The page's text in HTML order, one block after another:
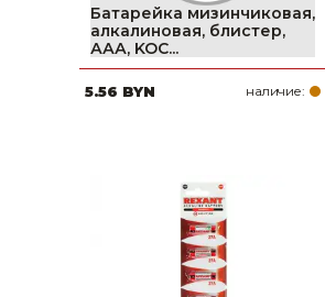
Ручной инструмент
Строительные и отделочные материалы
Садовый инструмент, вазоны, горшки и кашпо, теплицы, парники
Сантехника
Автомобильные товары, инструменты
Резинотехнические, асбестовые изделия, каболка
Батарейка мизинчиковая,
алкалиновая, блистер,
ААА, KOC...
5.56 BYN наличие: